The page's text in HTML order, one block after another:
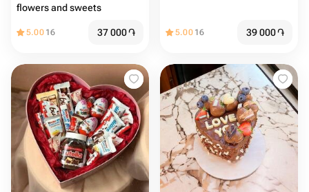
flowers and sweets ￼
5.00 16 37 000֏ 5.00 16 39 000֏